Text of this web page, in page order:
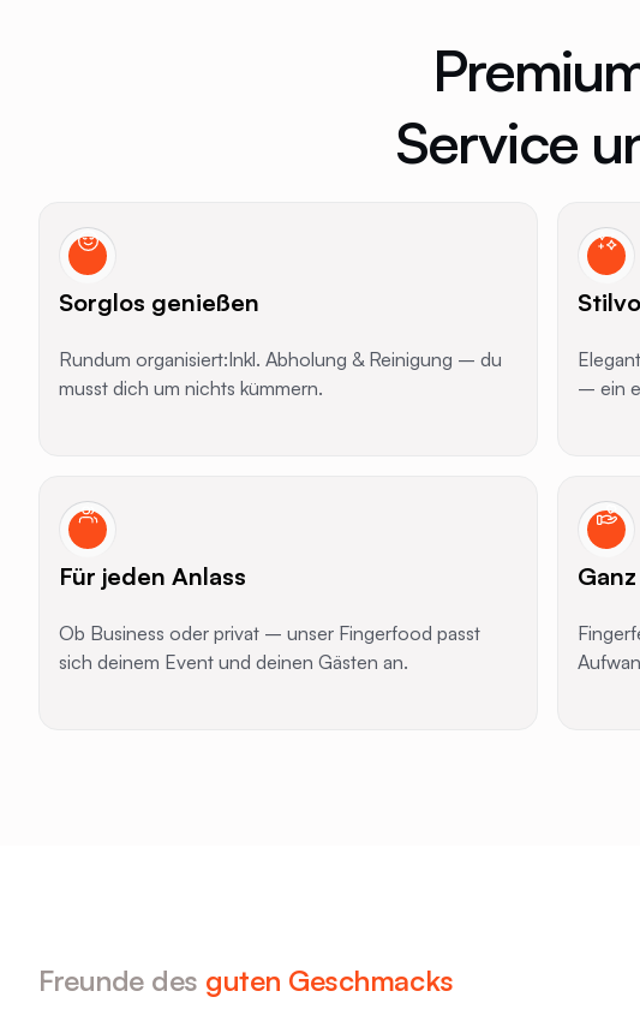
Service
Sorglos genießen
Rundum organisiert:Inkl. Abholung & Reinigung – du
musst dich um nichts kümmern.
– ein
Für jeden Anlass
Ob Business oder privat – unser Fingerfood passt
sich deinem Event und deinen Gästen an.
Freunde des guten Geschmacks